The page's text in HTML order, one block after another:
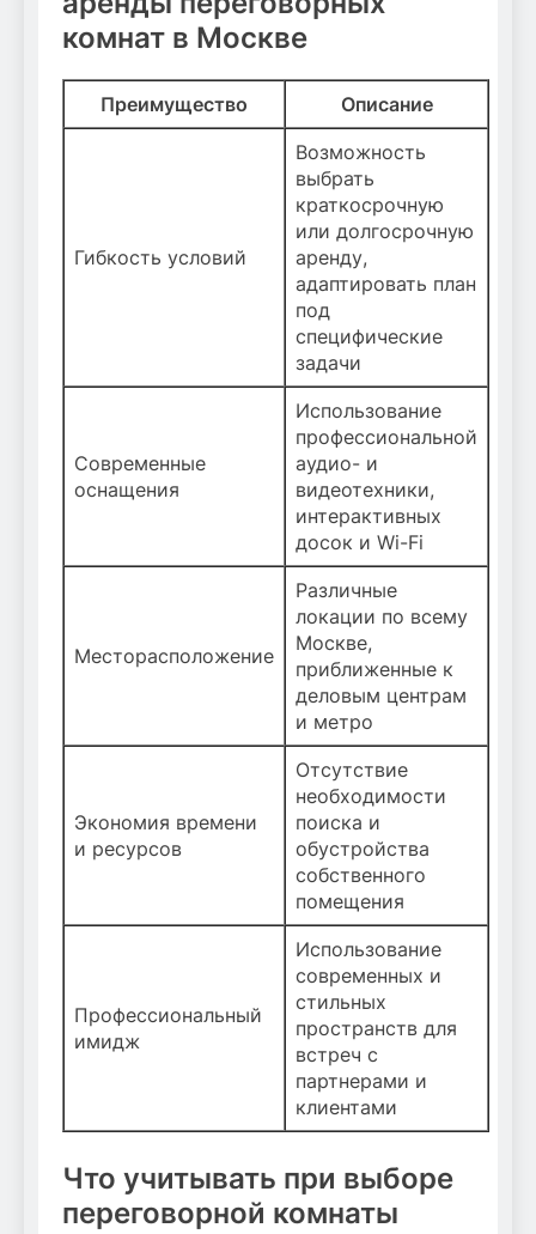
комнат в Москве
Преимущество Описание
Гибкость условий
Возможность
выбрать
краткосрочную
или долгосрочную
аренду,
адаптировать план
под
специфические
задачи
Современные
оснащения
Использование
профессиональной
аудио- и
видеотехники,
интерактивных
досок и Wi-Fi
Месторасположение
Различные
локации по всему
Москве,
приближенные к
деловым центрам
и метро
Экономия времени
и ресурсов
Отсутствие
необходимости
поиска и
обустройства
собственного
помещения
Профессиональный
имидж
Использование
современных и
стильных
пространств для
встреч с
партнерами и
клиентами
Что учитывать при выборе
переговорной комнаты